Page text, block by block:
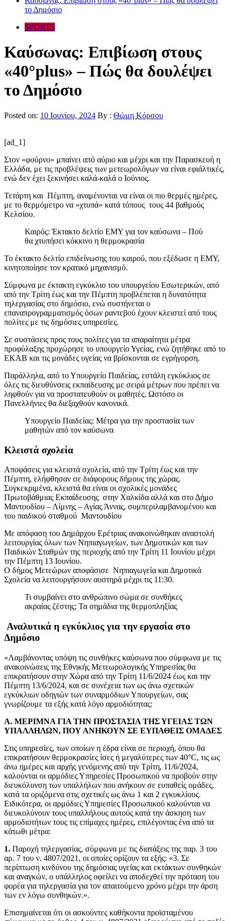
το Δημόσιο
SPORTS
Καύσωνας: Επιβίωση στους
«40°plus» – Πώς θα δουλέψει
το Δημόσιο
Posted on: 10 Ιουνίου, 2024 By : Θώμη Κόρσου
[ad_1]
Στον «φούρνο» μπαίνει από αύριο και μέχρι και την Παρασκευή η
Ελλάδα, με τις προβλέψεις των μετεωρολόγων να είναι εφιάλτικές,
ενώ δεν έχει ξεκινήσει καλά-καλά ο Ιούνιος.
Τετάρτη και Πέμπτη, αναμένονται να είναι οι πιο θερμές ημέρες,
με το θερμόμετρο να «χτυπά» κατά τόπους τους 44 βαθμούς
Κελσίου.
Καιρός: Έκτακτο δελτίο ΕΜΥ για τον καύσωνα – Πού
θα χτυπήσει κόκκινο η θερμοκρασία
Το έκτακτο δελτίο επιδείνωσης του καιρού, που εξέδωσε η ΕΜΥ,
κινητοποίησε τον κρατικό μηχανισμό.
Σύμφωνα με έκτακτη εγκύκλιο του υπουργείου Εσωτερικών, από
από την Τρίτη έως και την Πέμπτη προβλέπεται η δυνατότητα
τηλεργασίας στο δημόσιο, ενώ συστήνεται ο
επαναπρογραμματισμός όσων ραντεβού έχουν κλειστεί από τους
πολίτες με τις δημόσιες υπηρεσίες.
Σε συστάσεις προς τους πολίτες για τα απαραίτητα μέτρα
προφύλαξης προχώρησε το υπουργείο Υγείας, ενώ ζητήθηκε από το
ΕΚΑΒ και τις μονάδες υγείας να βρίσκονται σε εγρήγορση.
Παράλληλα, από το Υπουργείο Παιδείας, εστάλη εγκύκλιος σε
όλες τις διευθύνσεις εκπαίδευσης με σειρά μέτρων που πρέπει να
ληφθούν για να προστατευθούν οι μαθητές. Ωστόσο οι
Πανελλήνιες θα διεξαχθούν κανονικά.
Υπουργείο Παιδείας: Μέτρα για την προστασία των
μαθητών από τον καύσωνα
Κλειστά σχολεία
Αποφάσεις για κλειστά σχολεία, από την Τρίτη έως και την
Πέμπτη, ελήφθησαν σε διάφορους δήμους της χώρας.
Συγκεκριμένα, κλειστά θα είναι οι σχολικές μονάδες
Πρωτοβάθμιας Εκπαίδευσης στην Χαλκίδα αλλά και στο Δήμο
Μαντουδίου – Λίμνης – Αγίας Άννας, συμπεριλαμβανομένου και
του παιδικού σταθμού Μαντουδίου
Με απόφαση του Δημάρχου Ερέτριας ανακοινώθηκαν αναστολή
λειτουργίας όλων των Νηπιαγωγείων, των Δημοτικών και των
Παιδικών Σταθμών της περιοχής από την Τρίτη 11 Ιουνίου μέχρι
την Πέμπτη 13 Ιουνίου.
Ο δήμος Μετεώρων αποφάσισε Νηπιαγωγεία και Δημοτικά
Σχολεία να λειτουργήσουν αυστηρά μέχρι τις 11:30.
Τι συμβαίνει στο ανθρώπινο σώμα σε συνθήκες
ακραίας ζέστης; Τα σημάδια της θερμοπληξίας
Αναλυτικά η εγκύκλιος για την εργασία στο
Δημόσιο
«Λαμβάνοντας υπόψη τις συνθήκες καύσωνα που σύμφωνα με τις
ανακοινώσεις της Εθνικής Μετεωρολογικής Υπηρεσίας θα
επικρατήσουν στην Χώρα από την Τρίτη 11/6/2024 έως και την
Πέμπτη 13/6/2024, και σε συνέχεια των ως άνω σχετικών
εγκύκλιων οδηγιών των συναρμόδιων Υπουργείων, σας
γνωρίζουμε τα εξής κατά λόγο αρμοδιότητας:
Α. ΜΕΡΙΜΝΑ ΓΙΑ ΤΗΝ ΠΡΟΣΤΑΣΙΑ ΤΗΣ ΥΓΕΙΑΣ ΤΩΝ
ΥΠΑΛΛΗΛΩΝ, ΠΟΥ ΑΝΗΚΟΥΝ ΣΕ ΕΥΠΑΘΕΙΣ ΟΜΑΔΕΣ
Στις υπηρεσίες, των οποίων η έδρα είναι σε περιοχή, όπου θα
επικρατήσουν θερμοκρασίες ίσες ή μεγαλύτερες των 40°C, τις ως
άνω ημέρες και αρχής γενόμενης από την Τρίτη, 11/6/2024,
καλούνται οι αρμόδιες Υπηρεσίες Προσωπικού να προβούν στην
διευκόλυνση των υπαλλήλων που ανήκουν σε ευπαθείς ομάδες,
κατά τα οριζόμενα στις σχετικές ως άνω 1 και 2 εγκυκλίους.
Ειδικότερα, οι αρμόδιες Υπηρεσίες Προσωπικού καλούνται να
διευκολύνουν τους υπαλλήλους αυτούς κατά την άσκηση των
αρμοδιοτήτων τους τις επίμαχες ημέρες, επιλέγοντας ένα από τα
κάτωθι μέτρα:
1. Παροχή τηλεργασίας, σύμφωνα με τις διατάξεις της παρ. 3 του
αρ. 7 του ν. 4807/2021, οι οποίες ορίζουν τα εξής: «3. Σε
περίπτωση κινδύνου της δημόσιας υγείας και εκτάκτων συνθηκών
και αναγκών, ο υπάλληλος οφείλει να αποδεχθεί την πρόταση του
φορέα για τηλεργασία για τον απαιτούμενο χρόνο μέχρι την άρση
των εν λόγω συνθηκών.».
Επισημαίνεται ότι οι ασκούντες καθήκοντα προϊσταμένου